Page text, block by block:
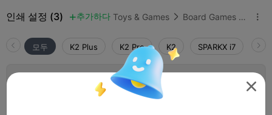
인쇄 설정 (3)  추가하다 Toys & Games  Board Games & Card Games 
모두 K2 Plus K2 Pro K2 SPARKX i7
0.2mm layer, 4 walls, 30% infill
 2 플레이트
